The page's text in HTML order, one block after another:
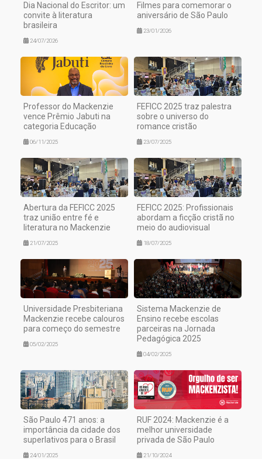
Dia Nacional do Escritor: um
convite à literatura
brasileira
24/07/2026
Filmes para comemorar o
aniversário de São Paulo
23/01/2026
Professor do Mackenzie
vence Prêmio Jabuti na
categoria Educação
06/11/2025
FEFICC 2025 traz palestra
sobre o universo do
romance cristão
23/07/2025
Abertura da FEFICC 2025
traz união entre fé e
literatura no Mackenzie
21/07/2025
FEFICC 2025: Profissionais
abordam a ficção cristã no
meio do audiovisual
18/07/2025
Universidade Presbiteriana
Mackenzie recebe calouros
para começo do semestre
05/02/2025
Sistema Mackenzie de
Ensino recebe escolas
parceiras na Jornada
Pedagógica 2025
04/02/2025
São Paulo 471 anos: a
importância da cidade dos
superlativos para o Brasil
24/01/2025
RUF 2024: Mackenzie é a
melhor universidade
privada de São Paulo
21/10/2024